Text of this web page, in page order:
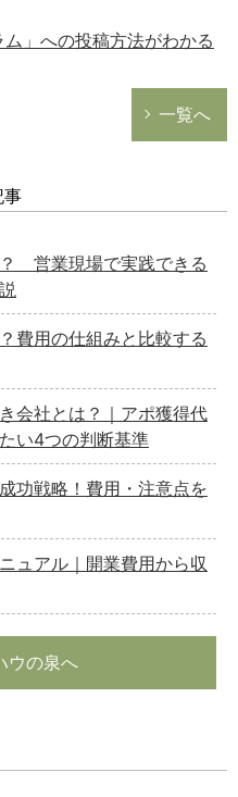
ム」への投稿方法がわかる
一覧へ
事
営業現場で実践できる
費用の仕組みと比較する
会社とは？｜アポ獲得代
い4つの判断基準
功戦略！費用・注意点を
ュアル｜開業費用から収
ウの泉へ